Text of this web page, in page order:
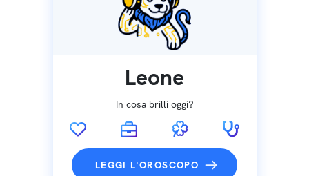
Leone
In cosa brilli oggi?
LEGGI L'OROSCOPO